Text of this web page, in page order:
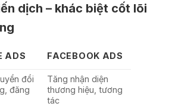
dịch – khác biệt cốt lõi
ADS FACEBOOK ADS
đổi
đăng
Tăng nhận diện
thương hiệu, tương
tác